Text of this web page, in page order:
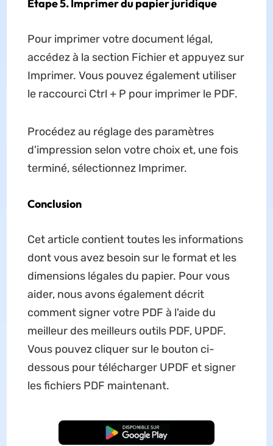
Étape 5. Imprimer du papier juridique
Pour imprimer votre document légal,
accédez à la section Fichier et appuyez sur
Imprimer. Vous pouvez également utiliser
le raccourci Ctrl + P pour imprimer le PDF.
Procédez au réglage des paramètres
d'impression selon votre choix et, une fois
terminé, sélectionnez Imprimer.
Conclusion
Cet article contient toutes les informations
dont vous avez besoin sur le format et les
dimensions légales du papier. Pour vous
aider, nous avons également décrit
comment signer votre PDF à l'aide du
meilleur des meilleurs outils PDF, UPDF.
Vous pouvez cliquer sur le bouton ci-
dessous pour télécharger UPDF et signer
les fichiers PDF maintenant.
TÉLÉCHARGER